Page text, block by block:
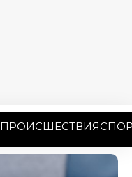
ПРОИСШЕСТВИЯ